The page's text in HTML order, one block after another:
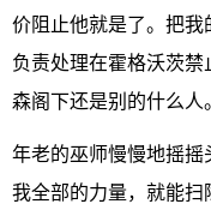
价阻止他就是了。把
负责处理在霍格沃茨
森阁下还是别的什么人
年老的巫师慢慢地摇摇
我全部的力量，就能扫